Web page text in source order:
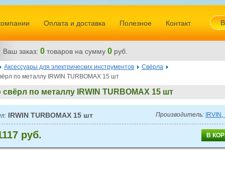
Аксессуары для электрических инструментов
Свёрла
по металлу IRWIN TURBOMAX 15 шт
свёрл по металлу IRWIN TURBOMAX 15 шт
IRWIN TURBOMAX 15 шт Производитель:
руб.
Оплата и доставка Полезное Контакт
Ваш заказ: 0 товаров на сумму 0 руб.